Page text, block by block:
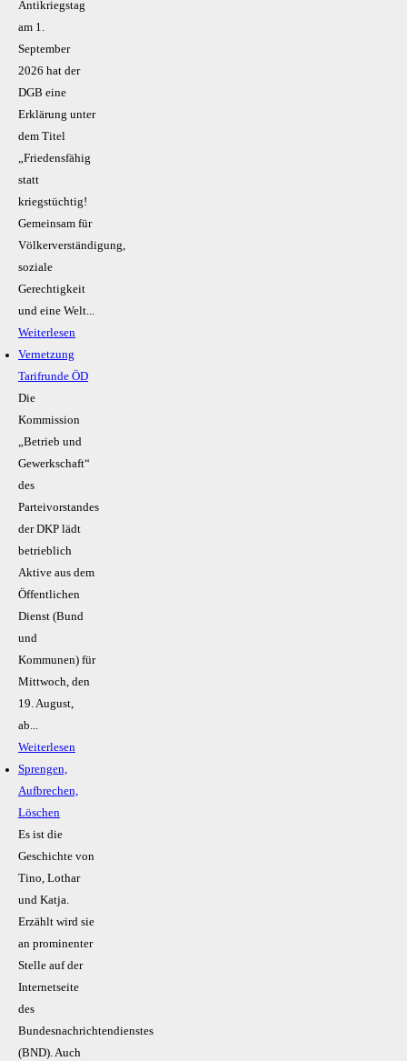
Antikriegstag
am 1.
September
2026 hat der
DGB eine
Erklärung unter
dem Titel
„Friedensfähig
statt
kriegstüchtig!
Gemeinsam für
Völkerverständigung,
soziale
Gerechtigkeit
und eine Welt...
Weiterlesen
Vernetzung
Tarifrunde ÖD
Die
Kommission
„Betrieb und
Gewerkschaft“
des
Parteivorstandes
der DKP lädt
betrieblich
Aktive aus dem
Öffentlichen
Dienst (Bund
und
Kommunen) für
Mittwoch, den
19. August,
ab...
Weiterlesen
Sprengen,
Aufbrechen,
Löschen
Es ist die
Geschichte von
Tino, Lothar
und Katja.
Erzählt wird sie
an prominenter
Stelle auf der
Internetseite
des
Bundesnachrichtendienstes
(BND). Auch